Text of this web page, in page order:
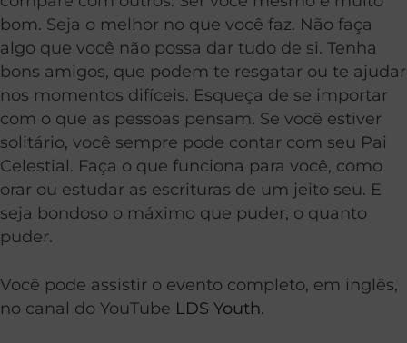
bom. Seja o melhor no que você faz. Não faça
algo que você não possa dar tudo de si. Tenha
bons amigos, que podem te resgatar ou te ajudar
nos momentos difíceis. Esqueça de se importar
com o que as pessoas pensam. Se você estiver
solitário, você sempre pode contar com seu Pai
Celestial. Faça o que funciona para você, como
orar ou estudar as escrituras de um jeito seu. E
seja bondoso o máximo que puder, o quanto
puder.
Você pode assistir o evento completo, em inglês,
no canal do YouTube LDS Youth.